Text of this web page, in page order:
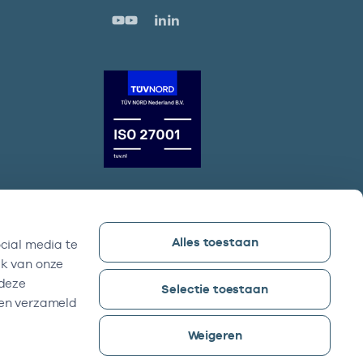
media te
van onze
verzameld
Alles toestaan
Selectie toestaan
Weigeren
Vektis bezoekadres
Sparrenheuvel 18, Gebouw B,
3708 JE Zeist